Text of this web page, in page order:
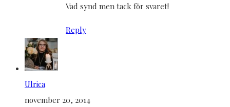
Vad synd men tack för svaret!
Reply
Ulrica
november 20, 2014